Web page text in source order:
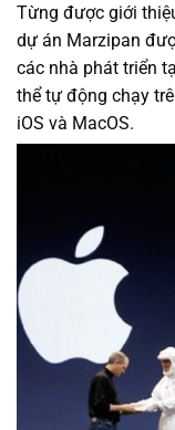
Từng được giới
dự án Marzipan
các nhà phát triển
thể tự động chạy
iOS và MacOS.